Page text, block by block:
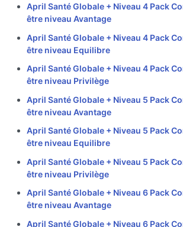
April Santé Globale + Niveau 4 Pack
être niveau Avantage
April Santé Globale + Niveau 4 Pack
être niveau Equilibre
April Santé Globale + Niveau 4 Pack
être niveau Privilège
April Santé Globale + Niveau 5 Pack
être niveau Avantage
April Santé Globale + Niveau 5 Pack
être niveau Equilibre
April Santé Globale + Niveau 5 Pack
être niveau Privilège
April Santé Globale + Niveau 6 Pack
être niveau Avantage
April Santé Globale + Niveau 6 Pack